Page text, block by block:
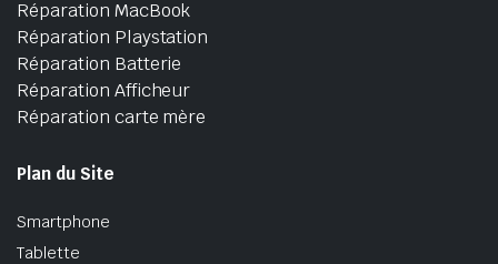
Réparation MacBook
Réparation Playstation
Réparation Batterie
Réparation Afficheur
Réparation carte mère
Plan du Site
Smartphone
Tablette